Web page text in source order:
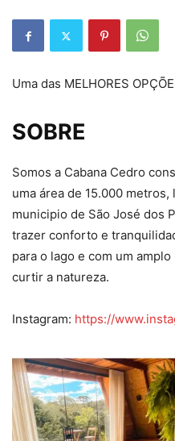
Uma das MELHORES
SOBRE
Somos a Cabana Cedro
uma área de 15.000
municipio de São José dos
trazer conforto e
para o lago e com um
curtir a natureza.
Instagram: https://